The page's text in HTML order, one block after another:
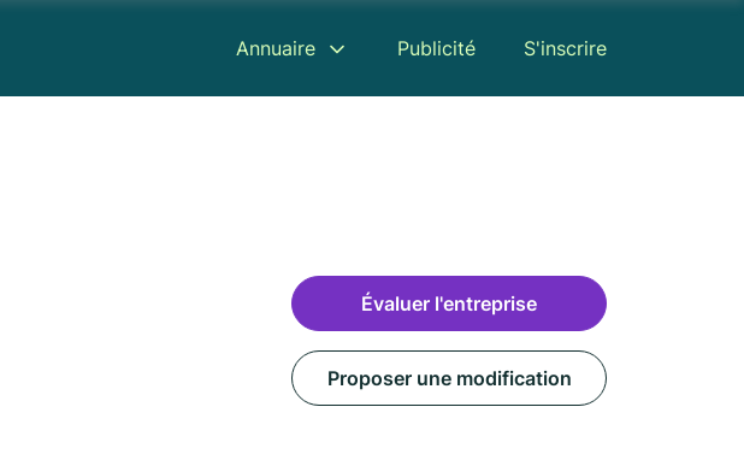
Annuaire Publicité S'inscrire
Évaluer l'entreprise
Proposer une modification